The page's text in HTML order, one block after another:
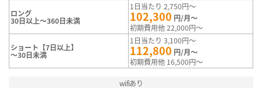
ロング
30日以上～360日未満
1日当たり 2,750円～
102,300 円/月～
初期費用他 22,000円～
ショート【7日以上】
～30日未満
1日当たり 3,100円～
112,800 円/月～
初期費用他 16,500円～
wifiあり